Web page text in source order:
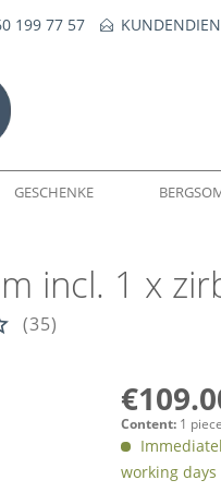
199 77 57
GESCHENKE
incl. 1 x
(35)
Content: 1
working days